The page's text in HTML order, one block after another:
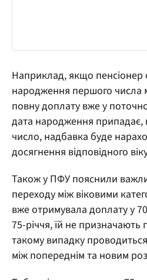
Наприклад, якщо пенсіонер
народження першого числа
повну доплату вже у
дата народження припадає,
число, надбавка буде
досягнення відповідного
Також у ПФУ пояснили
переходу між віковими
вже отримувала доплату у
75-річчя, їй не призначають
такому випадку
між попереднім та новим